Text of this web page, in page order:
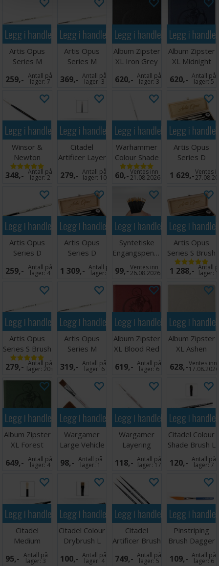
Legg i handlekurven
Artis Opus
Series M
Brush 000
259,- Antall på
lager:7
Legg i handlekurven
Artis Opus
Series M
Brush 2
369,- Antall på
lager:3
Legg i handlekurven
Album Zipster
XL Iron Grey
24-pocket
620,- Antall på
lager:3
Legg i
Album Zipster
XL Midnight
Blue 24-
pocket
620,- Antall på
lager:5
Legg i handlekurven
Winsor &
Newton
Series 7
størrelse 000
348,- Antall på
lager:2
Legg i handlekurven
Citadel
Artificer Layer
Brush Medium
279,- Antall på
lager: 10
Legg i handlekurven
Warhammer
Colour Shade
Brush M
60,-Ventes inn
21.08.2026
Legg i
Artis Opus
Series D
Drybrush Set
DELUXE
1 629,-Ventes
Legg i handlekurven
Artis Opus
Series D
Drybrush S+
259,- Antall på
lager:4
Legg i handlekurven
Artis Opus
Series D
Drybrush Set
1 309,- Antall på
lager:
Legg i handlekurven
Syntetiske
Engangspensler
(25 stk)
99,-Ventes inn
26.08.2026
Legg i
Artis Opus
Series S Brush
Set
1 288,- Antall
lager:
Legg i handlekurven
Artis Opus
Series S Brush
00
279,- Antall på
lager: 20+
Legg i handlekurven
Artis Opus
Series M
Brush 1
319,- Antall på
lager:6
Legg i handlekurven
Album Zipster
XL Blood Red
24-pocket
619,- Antall på
lager:6
Legg i
Album Zipster
XL Ashen
White 24-
pocket
628,-Ventes inn
17.08.2026
Legg i handlekurven
Album Zipster
XL Forest
Green 24-
pocket
649,- Antall på
lager:4
Legg i handlekurven
Wargamer
Large Vehicle
& Scenery
Brush
98,- Antall på
lager:1
Legg i handlekurven
Wargamer
Layering
Brush
118,- Antall på
lager: 17
Legg i
Citadel Colour
Shade Brush L
120,- Antall på
lager:7
Legg i handlekurven
Citadel
Medium
Scenery Brush
95,- Antall på
lager:3
Legg i handlekurven
Citadel Colour
Drybrush L
100,- Antall på
lager:4
Legg i handlekurven
Citadel
Artificer Brush
Collection
749,- Antall på
lager:5
Legg i
Pinstriping
Brush Dagger
Liner NY Str 2
109,- Antall på
lager:6